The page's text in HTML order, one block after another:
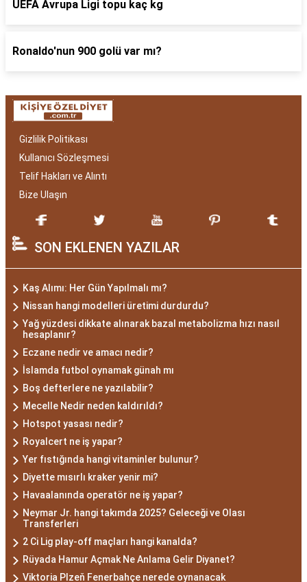
UEFA Avrupa Ligi topu kaç kg
Ronaldo'nun 900 golü var mı?
Gizlilik Politikası
Kullanıcı Sözleşmesi
Telif Hakları ve Alıntı
Bize Ulaşın
SON EKLENEN YAZILAR
Kaş Alımı: Her Gün Yapılmalı mı?
Nissan hangi modelleri üretimi durdurdu?
Yağ yüzdesi dikkate alınarak bazal metabolizma hızı nasıl
hesaplanır?
Eczane nedir ve amacı nedir?
İslamda futbol oynamak günah mı
Boş defterlere ne yazılabilir?
Mecelle Nedir neden kaldırıldı?
Hotspot yasası nedir?
Royalcert ne iş yapar?
Yer fıstığında hangi vitaminler bulunur?
Diyette mısırlı kraker yenir mi?
Havaalanında operatör ne iş yapar?
Neymar Jr. hangi takımda 2025? Geleceği ve Olası
Transferleri
2 Ci Lig play-off maçları hangi kanalda?
Rüyada Hamur Açmak Ne Anlama Gelir Diyanet?
Viktoria Plzeň Fenerbahçe nerede oynanacak